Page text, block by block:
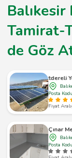
Tamirat-
de Göz
.Kurtdereli
Posta
Fiyat
Çınar
Posta